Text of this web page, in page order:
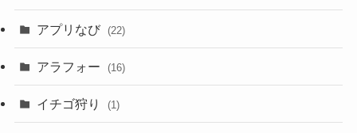
アプリなび (22)
アラフォー (16)
イチゴ狩り (1)